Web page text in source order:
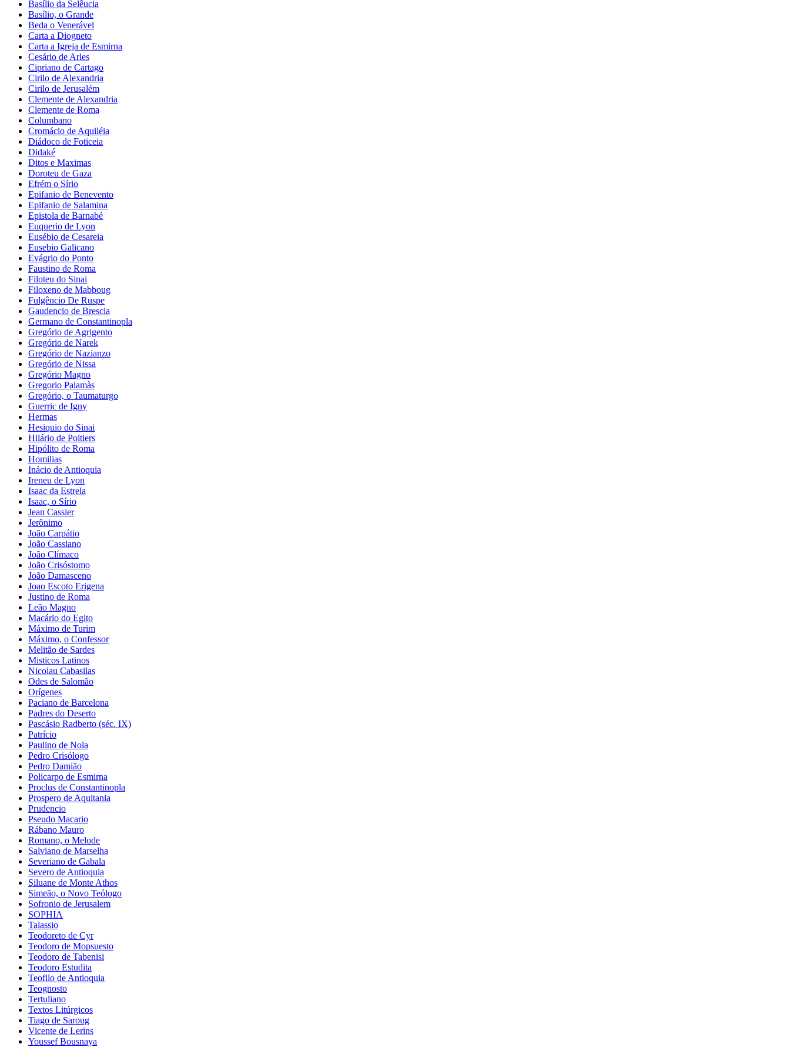
Basílio da Selêucia
Basílio, o Grande
Beda o Venerável
Carta a Diogneto
Carta a Igreja de Esmirna
Cesário de Arles
Cipriano de Cartago
Cirilo de Alexandria
Cirilo de Jerusalém
Clemente de Alexandria
Clemente de Roma
Columbano
Cromácio de Aquiléia
Diádoco de Foticeia
Didaké
Ditos e Maximas
Doroteu de Gaza
Efrém o Sírio
Epifanio de Benevento
Epifanio de Salamina
Epistola de Barnabé
Euquerio de Lyon
Eusébio de Cesareia
Eusebio Galicano
Evágrio do Ponto
Faustino de Roma
Filoteu do Sinai
Filoxeno de Mabboug
Fulgêncio De Ruspe
Gaudencio de Brescia
Germano de Constantinopla
Gregório de Agrigento
Gregório de Narek
Gregório de Nazianzo
Gregório de Nissa
Gregório Magno
Gregorio Palamàs
Gregório, o Taumaturgo
Guerric de Igny
Hermas
Hesiquio do Sinai
Hilário de Poitiers
Hipólito de Roma
Homilias
Inácio de Antioquia
Ireneu de Lyon
Isaac da Estrela
Isaac, o Sírio
Jean Cassier
Jerônimo
João Carpátio
João Cassiano
João Clímaco
João Crisóstomo
João Damasceno
Joao Escoto Erigena
Justino de Roma
Leão Magno
Macário do Egito
Máximo de Turim
Máximo, o Confessor
Melitão de Sardes
Misticos Latinos
Nicolau Cabasilas
Odes de Salomão
Orígenes
Paciano de Barcelona
Padres do Deserto
Pascásio Radberto (séc. IX)
Patrício
Paulino de Nola
Pedro Crisólogo
Pedro Damião
Policarpo de Esmirna
Proclus de Constantinopla
Prospero de Aquitania
Prudencio
Pseudo Macario
Rábano Mauro
Romano, o Melode
Salviano de Marselha
Severiano de Gabala
Severo de Antioquia
Siluane de Monte Athos
Simeão, o Novo Teólogo
Sofronio de Jerusalem
SOPHIA
Talassio
Teodoreto de Cyr
Teodoro de Mopsuesto
Teodoro de Tabenisi
Teodoro Estudita
Teofilo de Antioquia
Teognosto
Tertuliano
Textos Litúrgicos
Tiago de Saroug
Vicente de Lerins
Youssef Bousnaya